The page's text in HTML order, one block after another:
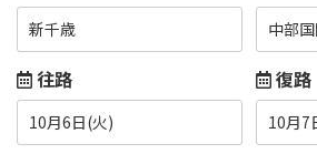
新千歳 中部
往路
10月6日(火)
復路
10月7